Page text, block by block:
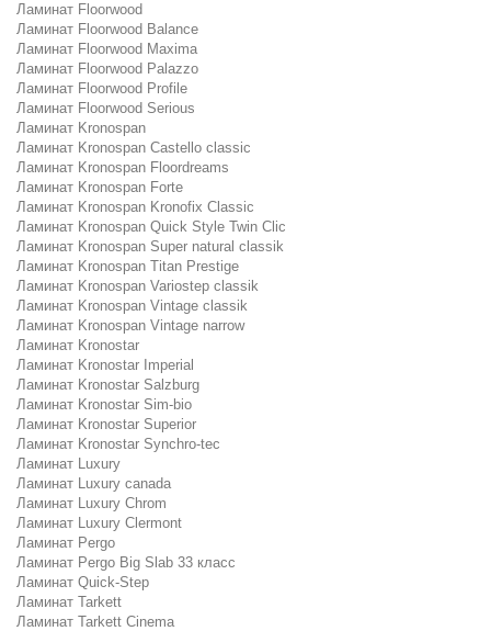
Ламинат Floorwood
Ламинат Floorwood Balance
Ламинат Floorwood Maxima
Ламинат Floorwood Palazzo
Ламинат Floorwood Profile
Ламинат Floorwood Serious
Ламинат Kronospan
Ламинат Kronospan Castello classic
Ламинат Kronospan Floordreams
Ламинат Kronospan Forte
Ламинат Kronospan Kronofix Classic
Ламинат Kronospan Quick Style Twin Clic
Ламинат Kronospan Super natural classik
Ламинат Kronospan Titan Prestige
Ламинат Kronospan Variostep classik
Ламинат Kronospan Vintage classik
Ламинат Kronospan Vintage narrow
Ламинат Kronostar
Ламинат Kronostar Imperial
Ламинат Kronostar Salzburg
Ламинат Kronostar Sim-bio
Ламинат Kronostar Superior
Ламинат Kronostar Synchro-tec
Ламинат Luxury
Ламинат Luxury canada
Ламинат Luxury Chrom
Ламинат Luxury Clermont
Ламинат Pergo
Ламинат Pergo Big Slab 33 класс
Ламинат Quick-Step
Ламинат Tarkett
Ламинат Tarkett Cinema